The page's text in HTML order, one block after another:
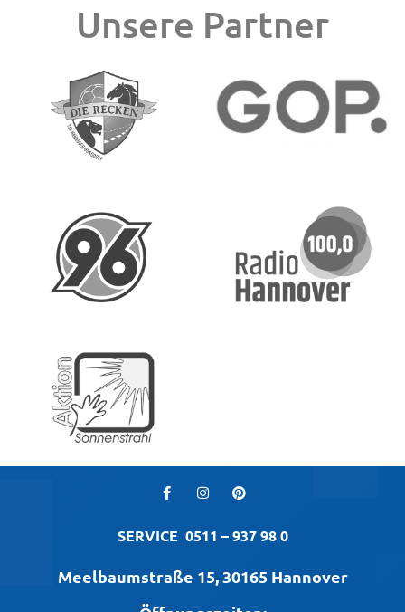
Unsere Partner
SERVICE 0511 – 937 98 0
Meelbaumstraße 15, 30165 Hannover